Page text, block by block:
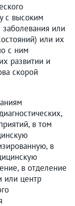
с высоким
или
или их
с ним
развитии и
скорой
в том
в
в отделение
или центр